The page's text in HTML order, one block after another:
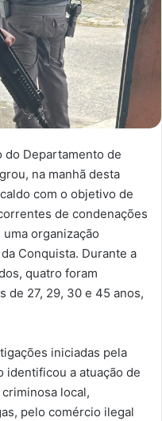
do Departamento de
na manhã desta
com o objetivo de
de condenações
organização
Conquista. Durante a
quatro foram
de 27, 29, 30 e 45 anos,
iniciadas pela
identificou a atuação de
local,
pelo comércio ilegal